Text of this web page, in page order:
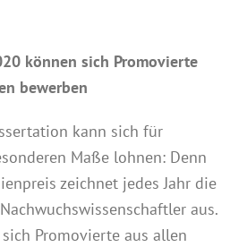
können sich Promovierte
bewerben
kann sich für
Maße lohnen: Denn
zeichnet jedes Jahr die
aus.
Promovierte aus allen